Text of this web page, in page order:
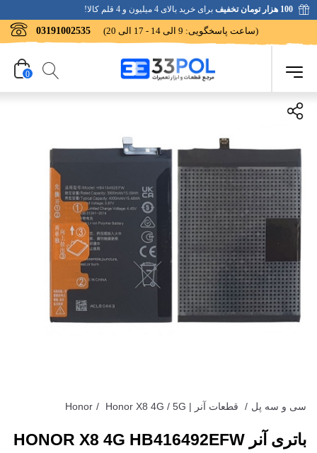
100 هزار تومان تخفیف برای خرید بالای 4 میلیون و 4 قلم کالا!
03191002535 (ساعت پاسخگویی: 9 الی 14 - 17 الی 20)
0
سی و سه پل / قطعات آنر | Honor / Honor X8 4G / 5G
باتری آنر HONOR X8 4G HB416492EFW